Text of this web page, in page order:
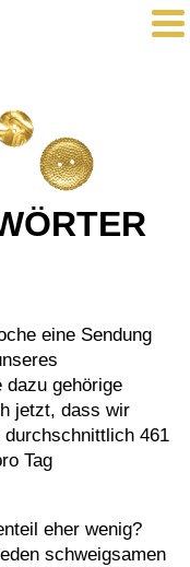
dazu gehörige
jetzt, dass wir
461
Tag
eher wenig?
schweigsamen